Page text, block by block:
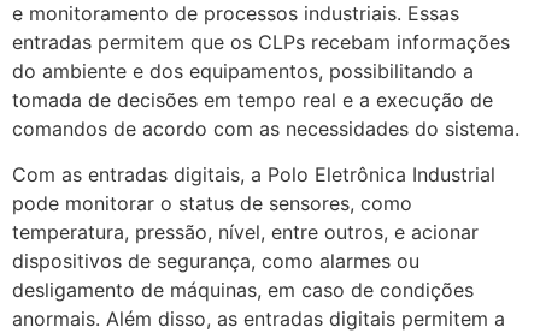
e monitoramento de processos industriais. Essas
entradas permitem que os CLPs recebam informações
do ambiente e dos equipamentos, possibilitando a
tomada de decisões em tempo real e a execução de
comandos de acordo com as necessidades do sistema.
Com as entradas digitais, a Polo Eletrônica Industrial
pode monitorar o status de sensores, como
temperatura, pressão, nível, entre outros, e acionar
dispositivos de segurança, como alarmes ou
desligamento de máquinas, em caso de condições
anormais. Além disso, as entradas digitais permitem a